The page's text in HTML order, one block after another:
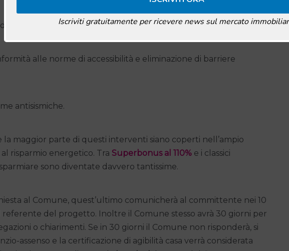
statico;
alle norme di accessibilità e eliminazione di barriere
antisismiche.
la maggior parte di questi interventi siano coperti nell’ampio
risparmio energetico. Tra Superbonus al 110% e i classici
sono diventate davvero tantissime.
al Comune, quest’ultimo comunicherà al committente nei 10
referente del progetto. Inoltre il Comune stesso avrà 30 giorni per
o chiarimenti. Se in 30 giorni il Comune non risponderà, si
assenso e la certificazione di agibilità casa verrà considerata
Iscriviti gratuitamente per ricevere news sul mercato